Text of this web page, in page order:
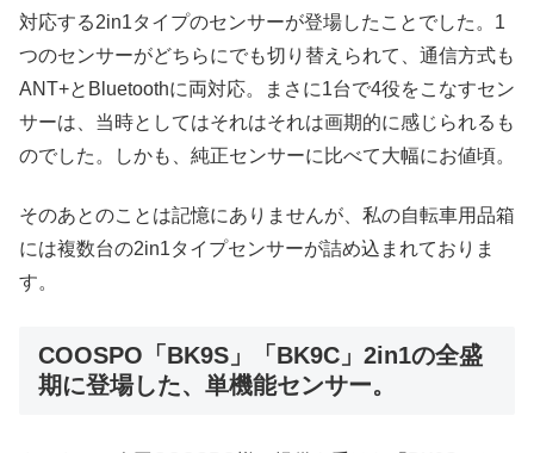
対応する2in1タイプのセンサーが登場したことでした。1
つのセンサーがどちらにでも切り替えられて、通信方式も
ANT+とBluetoothに両対応。まさに1台で4役をこなすセン
サーは、当時としてはそれはそれは画期的に感じられるも
のでした。しかも、純正センサーに比べて大幅にお値頃。
そのあとのことは記憶にありませんが、私の自転車用品箱
には複数台の2in1タイプセンサーが詰め込まれておりま
す。
COOSPO「BK9S」「BK9C」2in1の全盛
期に登場した、単機能センサー。